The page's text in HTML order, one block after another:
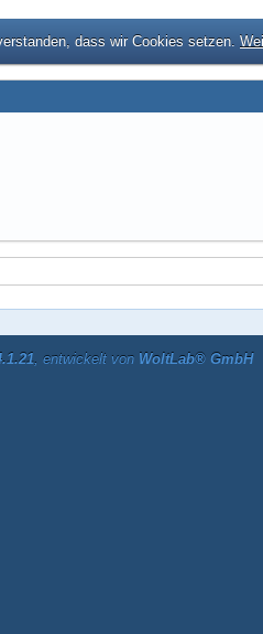
dass wir Cookies setzen.
, entwickelt von WoltLab® GmbH